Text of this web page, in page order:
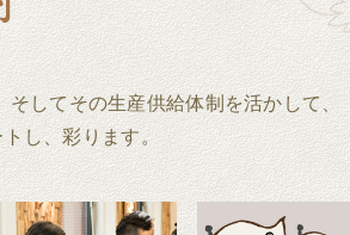
してその生産供給体制を活かして、
し、彩ります。